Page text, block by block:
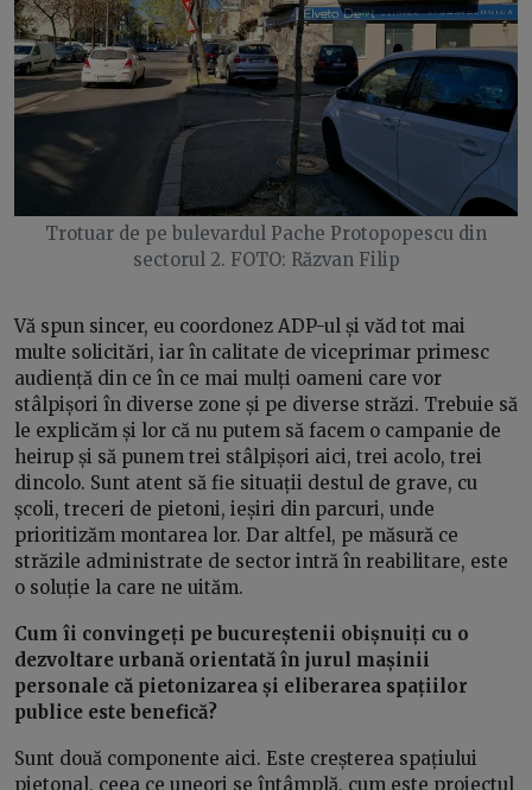
Trotuar de pe bulevardul Pache Protopopescu din
sectorul 2. FOTO: Răzvan Filip
Vă spun sincer, eu coordonez ADP-ul și văd tot mai
multe solicitări, iar în calitate de viceprimar primesc
audiență din ce în ce mai mulți oameni care vor
stâlpișori în diverse zone și pe diverse străzi. Trebuie să
le explicăm și lor că nu putem să facem o campanie de
heirup și să punem trei stâlpișori aici, trei acolo, trei
dincolo. Sunt atent să fie situații destul de grave, cu
școli, treceri de pietoni, ieșiri din parcuri, unde
prioritizăm montarea lor. Dar altfel, pe măsură ce
străzile administrate de sector intră în reabilitare, este
o soluție la care ne uităm.
Cum îi convingeți pe bucureștenii obișnuiți cu o
dezvoltare urbană orientată în jurul mașinii
personale că pietonizarea și eliberarea spațiilor
publice este benefică?
Sunt două componente aici. Este creșterea spațiului
pietonal, ceea ce uneori se întâmplă, cum este proiectul